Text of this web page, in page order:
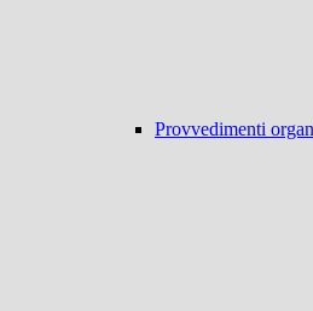
Provvedimenti